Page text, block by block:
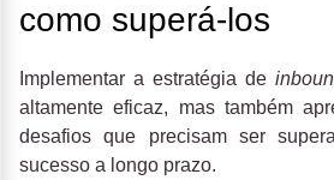
como superá-los
Implementar a estratégia de
altamente eficaz, mas também
desafios que precisam ser
sucesso a longo prazo.